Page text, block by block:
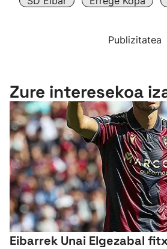
Publizitatea
Zure interesekoa
Eibarrek Unai Elgezabal